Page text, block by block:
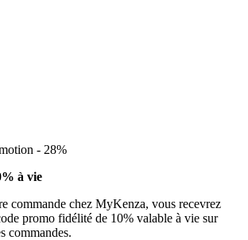
- 28%
à vie
commande chez MyKenza, vous recevrez
promo fidélité de 10% valable à vie sur
commandes.